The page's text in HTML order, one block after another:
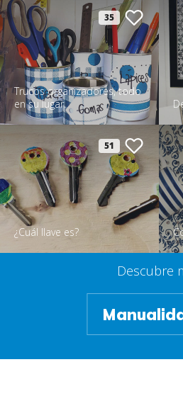
35
Trucos organizadores, todo
en su lugar.
51
¿Cuál llave es?
Descubre